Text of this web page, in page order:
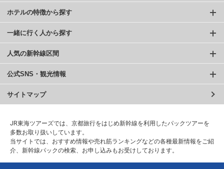
ホテルの特徴から探す
一緒に行く人から探す
人気の新幹線区間
公式SNS・観光情報
サイトマップ
JR東海ツアーズでは、京都旅行をはじめ新幹線を利用したパックツアーを
多数お取り扱いしています。
当サイトでは、おすすめ情報や売れ筋ランキングなどの各種最新情報をご紹
介、新幹線パックの検索、お申し込みもお受けしております。